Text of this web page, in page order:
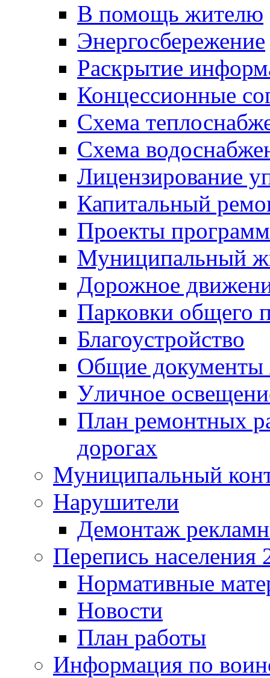
В помощь жителю
Энергосбережение
Раскрытие
Концессионные
Схема
Схема
Лицензирование
Капитальный
Проекты программ
Муниципальный
Дорожное
Парковки общего
Благоустройство
Общие
Уличное
План ремонтных
дорогах
Муниципальный
Нарушители
Демонтаж
Перепись населения
Нормативные
Новости
План работы
Информация по